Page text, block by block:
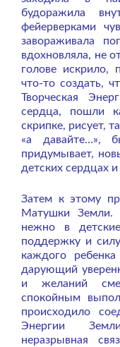
будоражила
фейерверками
завораживала
вдохновляла, не
голове искрило,
что-то создать,
Творческая
сердца, пошли
скрипке, рисует,
«а давайте…»,
придумывает,
детских сердцах и
Затем к этому
Матушки Земли.
нежно в
поддержку и
каждого
дарующий
и желаний
спокойным
происходило
Энергии
неразрывная